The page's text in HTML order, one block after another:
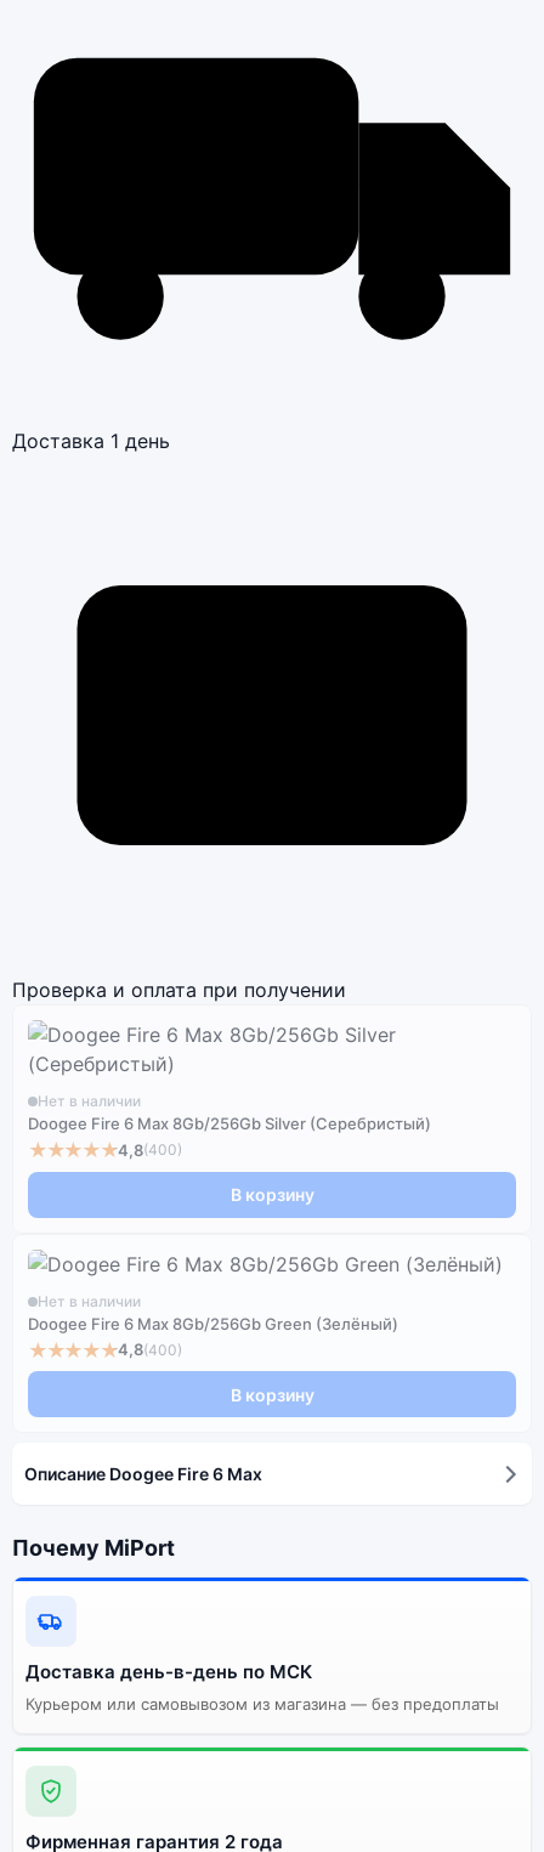
Доставка 1 день
Проверка и оплата при получении
Нет в наличии
Doogee Fire 6 Max 8Gb/256Gb Silver (Серебристый)
★★★★★4,8(400)
В корзину
Нет в наличии
Doogee Fire 6 Max 8Gb/256Gb Green (Зелёный)
★★★★★4,8(400)
В корзину
Описание Doogee Fire 6 Max
Почему MiPort
Доставка день-в-день по МСК
Курьером или самовывозом из магазина — без предоплаты
Фирменная гарантия 2 года